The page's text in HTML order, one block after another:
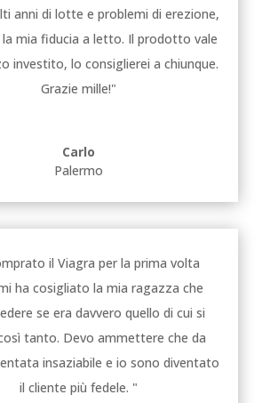
anni di lotte e problemi di erezione,
mia fiducia a letto. Il prodotto vale
investito, lo consiglierei a chiunque.
Grazie mille!"
Carlo
Palermo
il Viagra per la prima volta
ha cosigliato la mia ragazza che
se era davvero quello di cui si
tanto. Devo ammettere che da
insaziabile e io sono diventato
il cliente più fedele. "